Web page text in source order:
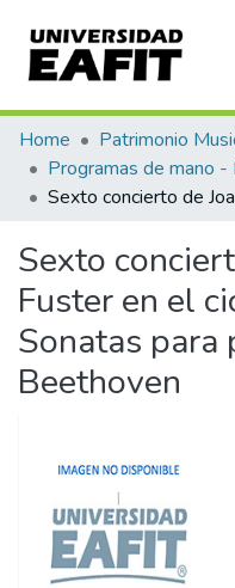
Communities &
All of DSpace
Home
Patrimonio
Sexto
Fuster en el
Sonatas para
Beethoven